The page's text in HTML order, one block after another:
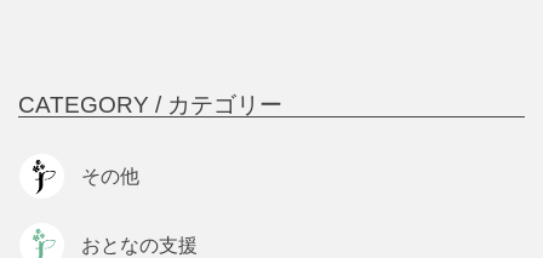
CATEGORY / カテゴリー
その他
おとなの支援